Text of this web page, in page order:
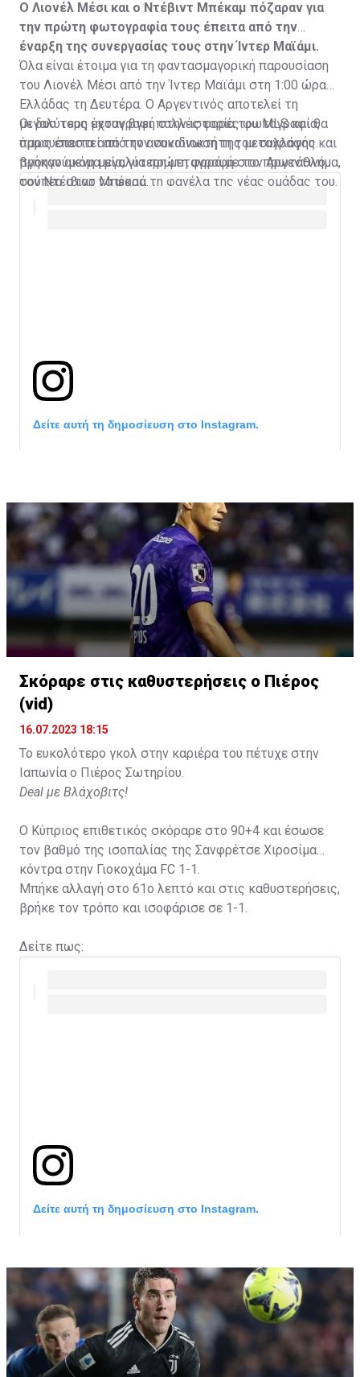
Ο Λιονέλ Μέσι και ο Ντέβιντ Μπέκαμ πόζαραν για
την πρώτη φωτογραφία τους έπειτα από την
έναρξη της συνεργασίας τους στην Ίντερ Μαϊάμι.
Όλα είναι έτοιμα για τη φαντασμαγορική παρουσίαση
του Λιονέλ Μέσι από την Ίντερ Μαϊάμι στη 1:00 ώρα
Ελλάδας τη Δευτέρα. Ο Αργεντινός αποτελεί τη
μεγαλύτερη μεταγραφή στην ιστορία του MLS και θα
παρουσιαστεί από τον συνιδιοκτήτη του συλλόγου και
προηγούμενη μεγαλύτερη μεταγραφή στο πρωτάθλημα,
τον Ντέιβιντ Μπέκαμ.
Οι δυο τους έχουν βγει πολλές φορές φωτογραφία,
όμως έπειτα από την ανακοίνωση της μεταγραφής
βγήκαν ακόμα μία, για πρώτη φορά με τον Αργεντινό
σούπερ σταρ να φορά τη φανέλα της νέας ομάδας του.
Δείτε αυτή τη δημοσίευση στο Instagram.
Σκόραρε στις καθυστερήσεις ο Πιέρος
(vid)
16.07.2023 18:15
Το ευκολότερο γκολ στην καριέρα του πέτυχε στην
Ιαπωνία ο Πιέρος Σωτηρίου.
Deal με Βλάχοβιτς!
Ο Κύπριος επιθετικός σκόραρε στο 90+4 και έσωσε
τον βαθμό της ισοπαλίας της Σανφρέτσε Χιροσίμα
κόντρα στην Γιοκοχάμα FC 1-1.
Μπήκε αλλαγή στο 61ο λεπτό και στις καθυστερήσεις,
βρήκε τον τρόπο και ισοφάρισε σε 1-1.
Δείτε πως:
Δείτε αυτή τη δημοσίευση στο Instagram.